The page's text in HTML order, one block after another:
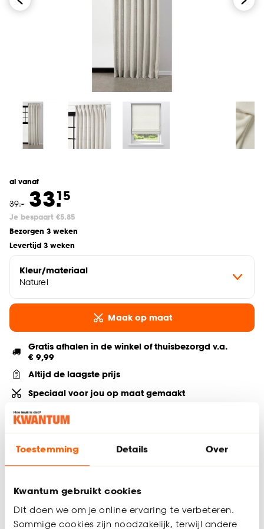
Toestemming Details Over
Kwantum gebruikt cookies
Dit doen we om je online ervaring te verbeteren.
Sommige cookies zijn noodzakelijk, terwijl andere
al vanaf
39.- 33.15
Je bespaart €5.85
Bezorgen 3 weken
Levertijd 3 weken
Kleur/materiaal
Naturel
Maak op maat
Gratis afhalen in de winkel of thuisbezorgd v.a.
€ 9,99
Altijd de laagste prijs
Speciaal voor jou op maat gemaakt
Advies, inmeten & montage bij je thuis
Hulp nodig? Wij regelen het voor je!
Bestel een kleurstaal